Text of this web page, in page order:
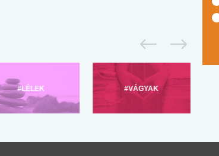
#LÉLEK #VÁGYAK